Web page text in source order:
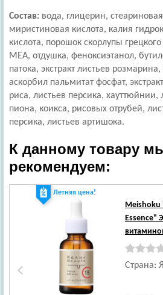
Состав: вода, глицерин,
миристиновая кислота, калия
кислота, порошок скорлупы
MEA, отдушка, феноксиэтанол,
патока, экстракт листьев
аскорбил пальмитат фосфат,
риса, листьев персика,
пиона, коикса, рисовых отрубей,
персика, листьев артишока.
К данному товару
рекомендуем:
Летняя цена!
Meishoku
Essence"
Страна: